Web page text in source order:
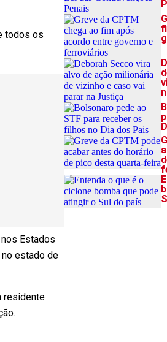
todos os
Estados
estado de
residente